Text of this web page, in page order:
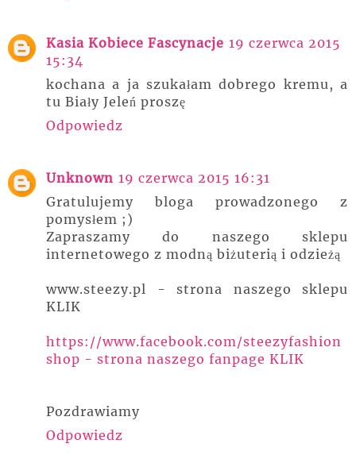
Kasia Kobiece Fascynacje 19 czerwca 2015
15:34
kochana a ja szukałam dobrego kremu, a
tu Biały Jeleń proszę
Odpowiedz
Unknown 19 czerwca 2015 16:31
Gratulujemy bloga prowadzonego z
pomysłem ;)
Zapraszamy do naszego sklepu
internetowego z modną biżuterią i odzieżą
www.steezy.pl - strona naszego sklepu
KLIK
https://www.facebook.com/steezyfashion
shop - strona naszego fanpage KLIK
Pozdrawiamy
Odpowiedz